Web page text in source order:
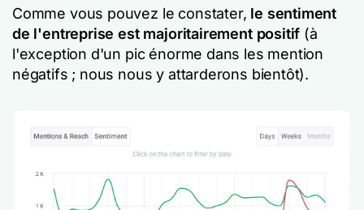
Comme vous pouvez le constater, le sentiment
de l'entreprise est majoritairement positif (à
l'exception d'un pic énorme dans les mention
négatifs ; nous nous y attarderons bientôt).